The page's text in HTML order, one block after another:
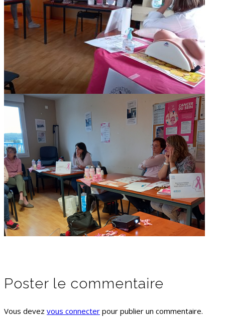
Poster le commentaire
Vous devez vous connecter pour publier un commentaire.